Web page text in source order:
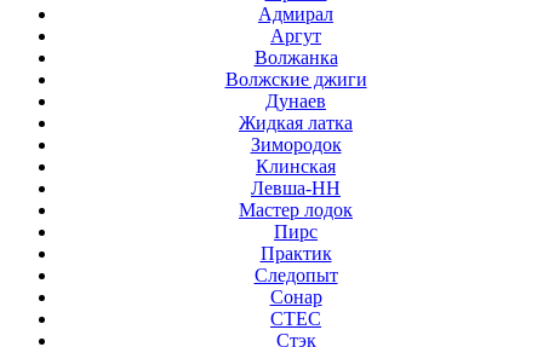
Адмирал
Аргут
Волжанка
Волжские джиги
Дунаев
Жидкая латка
Зимородок
Клинская
Левша-НН
Мастер лодок
Пирс
Практик
Следопыт
Сонар
СТЕС
Стэк